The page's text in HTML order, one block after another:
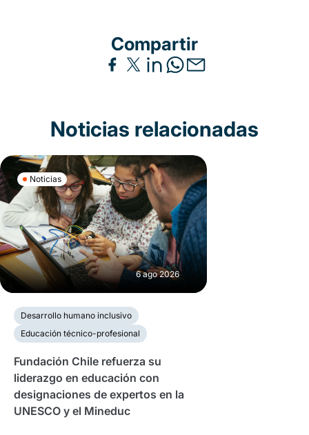
Compartir
Noticias relacionadas
Noticias
6 ago 2026
Desarrollo humano inclusivo
Educación técnico-profesional
Fundación Chile refuerza su
liderazgo en educación con
designaciones de expertos en la
UNESCO y el Mineduc